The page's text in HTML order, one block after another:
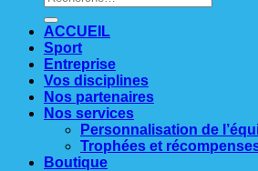
pour :
ACCUEIL
Sport
Entreprise
Vos disciplines
Nos partenaires
Nos services
Personnalisation de
Trophées et
Boutique